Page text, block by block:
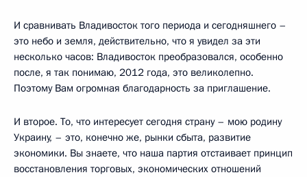
И сравнивать Владивосток того периода и сегодняшнего –
это небо и земля, действительно, что я увидел за эти
несколько часов: Владивосток преобразовался, особенно
после, я так понимаю, 2012 года, это великолепно.
Поэтому Вам огромная благодарность за приглашение.
И второе. То, что интересует сегодня страну – мою родину
Украину, – это, конечно же, рынки сбыта, развитие
экономики. Вы знаете, что наша партия отстаивает принцип
восстановления торговых, экономических отношений